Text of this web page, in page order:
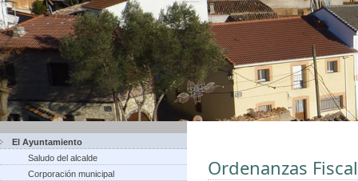
El Ayuntamiento
Saludo del alcalde
Corporación municipal
Ordenanzas